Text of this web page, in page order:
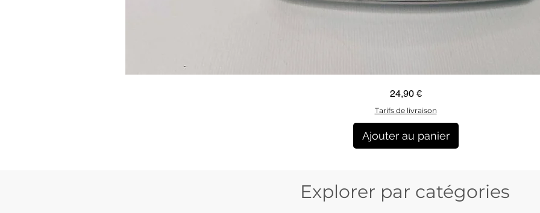
Aperçu rapide
Prix
24,90 €
Tarifs de livraison
Ajouter au panier
Explorer par catégories